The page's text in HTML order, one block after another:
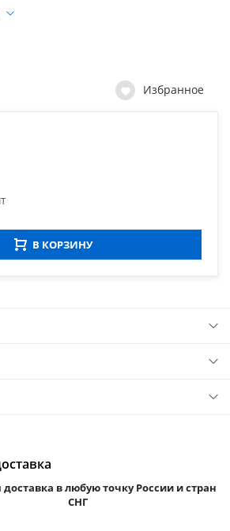
Избранное
В КОРЗИНУ
доставка в любую точку России и стран
СНГ